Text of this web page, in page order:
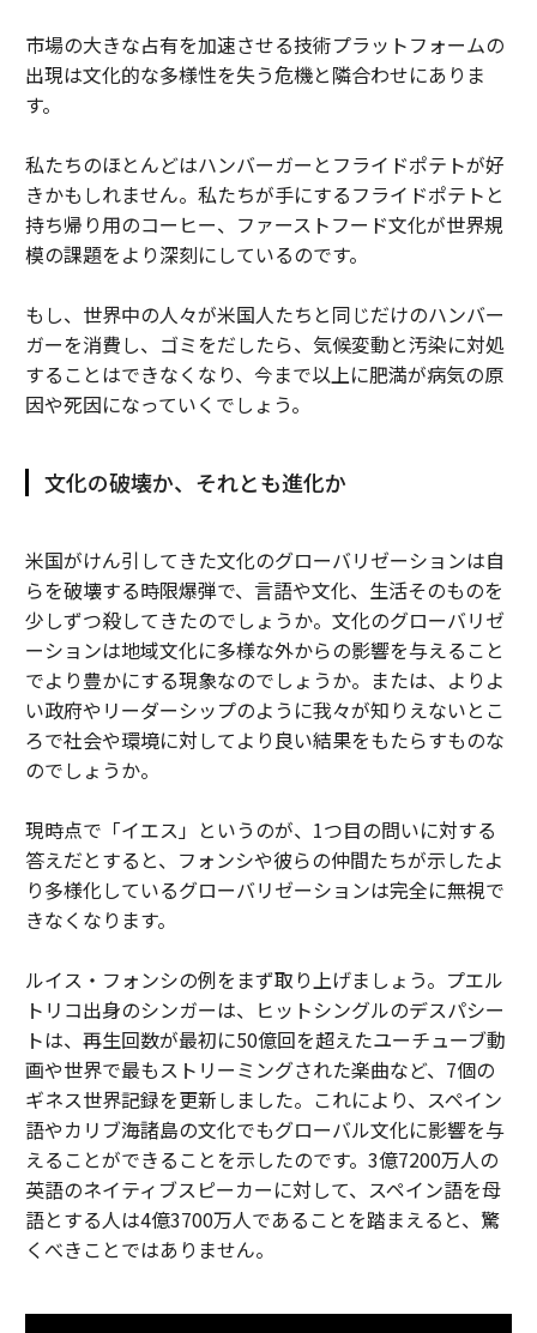
市場の大きな占有を加速させる技術プラットフォームの
出現は文化的な多様性を失う危機と隣合わせにありま
す。
私たちのほとんどはハンバーガーとフライドポテトが好
きかもしれません。私たちが手にするフライドポテトと
持ち帰り用のコーヒー、ファーストフード文化が世界規
模の課題をより深刻にしているのです。
もし、世界中の人々が米国人たちと同じだけのハンバー
ガーを消費し、ゴミをだしたら、気候変動と汚染に対処
することはできなくなり、今まで以上に肥満が病気の原
因や死因になっていくでしょう。
文化の破壊か、それとも進化か
米国がけん引してきた文化のグローバリゼーションは自
らを破壊する時限爆弾で、言語や文化、生活そのものを
少しずつ殺してきたのでしょうか。文化のグローバリゼ
ーションは地域文化に多様な外からの影響を与えること
でより豊かにする現象なのでしょうか。または、よりよ
い政府やリーダーシップのように我々が知りえないとこ
ろで社会や環境に対してより良い結果をもたらすものな
のでしょうか。
現時点で「イエス」というのが、1つ目の問いに対する
答えだとすると、フォンシや彼らの仲間たちが示したよ
り多様化しているグローバリゼーションは完全に無視で
きなくなります。
ルイス・フォンシの例をまず取り上げましょう。プエル
トリコ出身のシンガーは、ヒットシングルのデスパシー
トは、再生回数が最初に50億回を超えたユーチューブ動
画や世界で最もストリーミングされた楽曲など、7個の
ギネス世界記録を更新しました。これにより、スペイン
語やカリブ海諸島の文化でもグローバル文化に影響を与
えることができることを示したのです。3億7200万人の
英語のネイティブスピーカーに対して、スペイン語を母
語とする人は4億3700万人であることを踏まえると、驚
くべきことではありません。